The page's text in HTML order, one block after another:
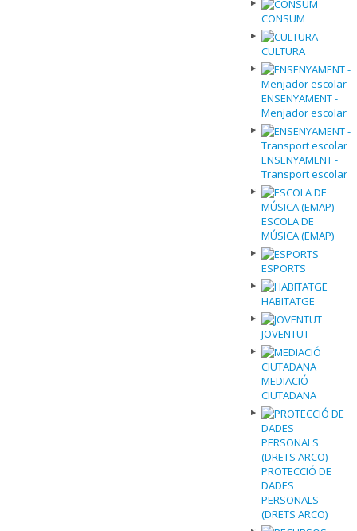
CONSUM
CULTURA
ENSENYAMENT -
Menjador escolar
ENSENYAMENT -
Transport escolar
ESCOLA DE
MÚSICA (EMAP)
ESPORTS
HABITATGE
JOVENTUT
MEDIACIÓ
CIUTADANA
PROTECCIÓ DE
DADES
PERSONALS
(DRETS ARCO)